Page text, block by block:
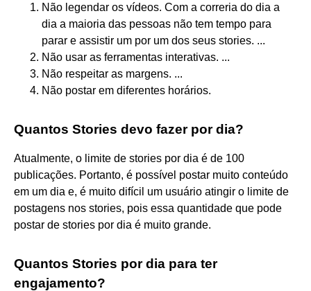
Não legendar os vídeos. Com a correria do dia a
dia a maioria das pessoas não tem tempo para
parar e assistir um por um dos seus stories. ...
Não usar as ferramentas interativas. ...
Não respeitar as margens. ...
Não postar em diferentes horários.
Quantos Stories devo fazer por dia?
Atualmente, o limite de stories por dia é de 100
publicações. Portanto, é possível postar muito conteúdo
em um dia e, é muito difícil um usuário atingir o limite de
postagens nos stories, pois essa quantidade que pode
postar de stories por dia é muito grande.
Quantos Stories por dia para ter
engajamento?